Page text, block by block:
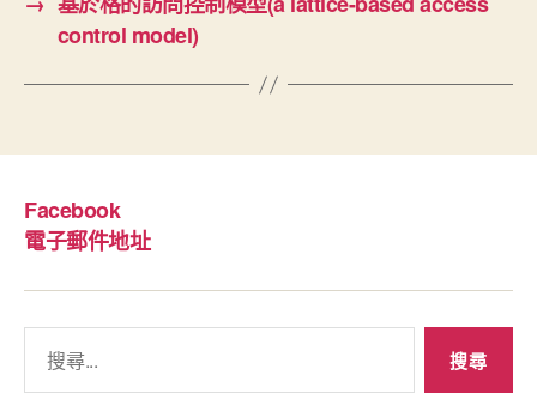
control model)
Facebook
電子郵件地址